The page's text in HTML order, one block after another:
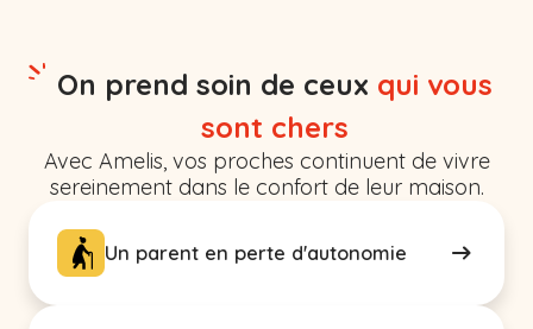
On prend soin de ceux qui vous
sont chers
Avec Amelis, vos proches continuent de vivre
sereinement dans le confort de leur maison.
Un parent en perte d'autonomie